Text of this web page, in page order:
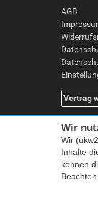
AGB
Vertrag
Wir
Wir
Inhalte
können